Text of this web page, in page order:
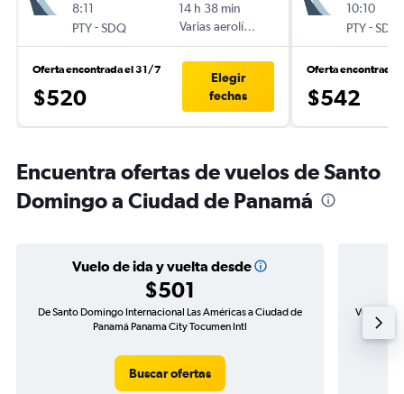
8:11
PTY-SDQ
14 h 38 min
Varias aerolíneas
Oferta encontrada el 31/7
$520
Elegir
fechas
10:10
PTY-SDQ
Oferta encontrada
$542
Encuentra ofertas de vuelos de Santo
Domingo a Ciudad de Panamá
Vuelo de ida y vuelta desde
$501
De Santo Domingo Internacional Las Américas a Ciudad de
Panamá Panama City Tocumen Intl
Buscar ofertas
Vuelo de